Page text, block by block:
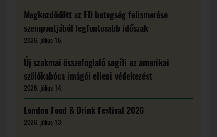
Megkezdődött az FD betegség felismerése
szempontjából legfontosabb időszak
2026. július 15.
Új szakmai összefoglaló segíti az amerikai
szőlőkabóca imágói elleni védekezést
2026. július 14.
London Food & Drink Festival 2026
2026. július 13.